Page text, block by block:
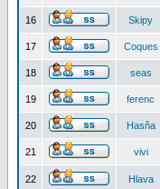
16 Skipy
17 Coques
18 seas
19 ferenc
20 Hasňa
21 vivi
22 Hlava